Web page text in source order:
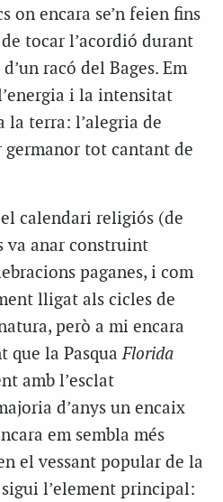
on encara se’n feien fins
tocar l’acordió durant
racó del Bages. Em
i la intensitat
la terra: l’alegria de
tot cantant de
calendari religiós (de
va anar construint
paganes, i com
lligat als cicles de
però a mi encara
que la PasquaFlorida
amb l’esclat
d’anys un encaix
em sembla més
el vessant popular de la
l’element principal: